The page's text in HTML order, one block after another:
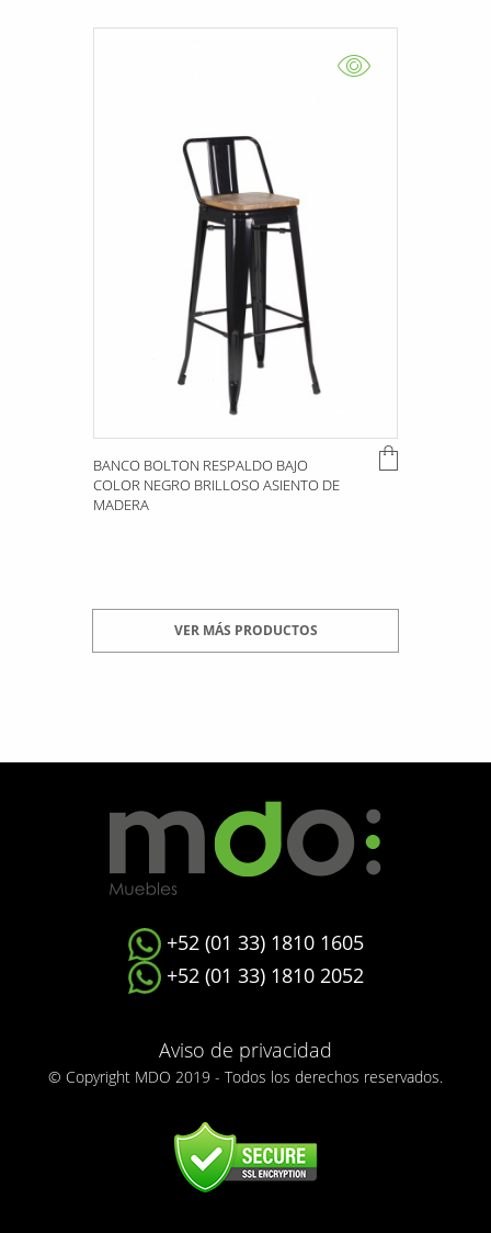
BANCO BOLTON RESPALDO BAJO
COLOR NEGRO BRILLOSO ASIENTO DE
MADERA
VER MÁS PRODUCTOS
+52 (01 33) 1810 1605
+52 (01 33) 1810 2052
Aviso de privacidad
© Copyright MDO 2019 - Todos los derechos reservados.